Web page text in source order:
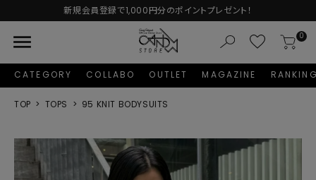
新規会員登録で1,000円分のポイントプレゼント！
menu 0
CATEGORY COLLABO OUTLET MAGAZINE
TOP TOPS 95 KNIT BODYSUITS